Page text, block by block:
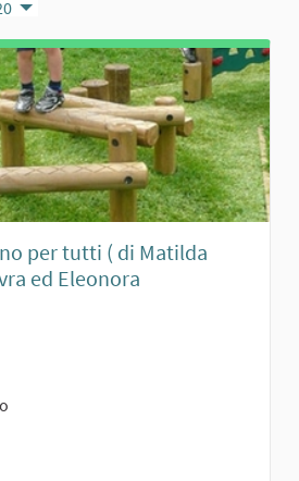
per tutti ( di Matilda
ed Eleonora